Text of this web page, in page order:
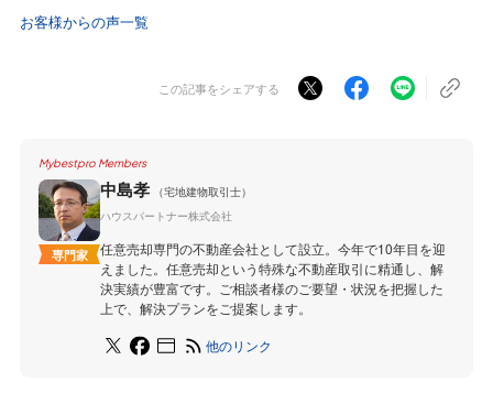
お客様からの声一覧
この記事をシェアする
Mybestpro Members
専門家
中島孝
（宅地建物取引士）
ハウスパートナー株式会社
任意売却専門の不動産会社として設立。今年で10年目を迎
えました。任意売却という特殊な不動産取引に精通し、解
決実績が豊富です。ご相談者様のご要望・状況を把握した
上で、解決プランをご提案します。
他のリンク